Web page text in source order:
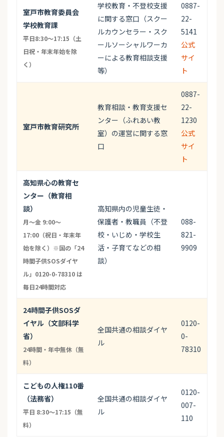
室戸市教育委員会
学校教育課
平日8:30～17:15（土
日祝・年末年始を除
く）
学校教育・不登校支援
に関する窓口（スクー
ルカウンセラー・スク
ールソーシャルワーカ
ーによる教育相談支援
等）
0887-
22-
5141
公式
サイ
ト
室戸市教育研究所
教育相談・教育支援セ
ンター（ふれあい教
室）の運営に関する窓
口
0887-
22-
1230
公式
サイ
ト
高知県心の教育セ
ンター（教育相
談）
月〜金 9:00〜
17:00（祝日・年末年
始を除く）※国の「24
時間子供SOSダイヤ
ル」0120-0-78310 は
毎日24時間対応
高知県内の児童生徒・
保護者・教職員（不登
校・いじめ・学校生
活・子育てなどの相
談）
088-
821-
9909
24時間子供SOSダ
イヤル（文部科学
省）
24時間・年中無休（無
料）
全国共通の相談ダイヤ
ル
0120-
0-
78310
こどもの人権110番
（法務省）
平日 8:30〜17:15（無
料）
全国共通の相談ダイヤ
ル
0120-
007-
110